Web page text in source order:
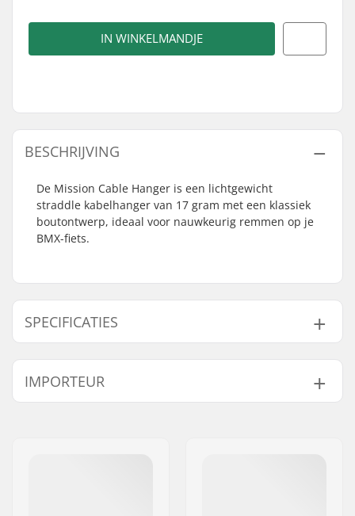
IN WINKELMANDJE
BESCHRIJVING
De Mission Cable Hanger is een lichtgewicht
straddle kabelhanger van 17 gram met een klassiek
boutontwerp, ideaal voor nauwkeurig remmen op je
BMX-fiets.
SPECIFICATIES
Gewicht: 17g
IMPORTEUR